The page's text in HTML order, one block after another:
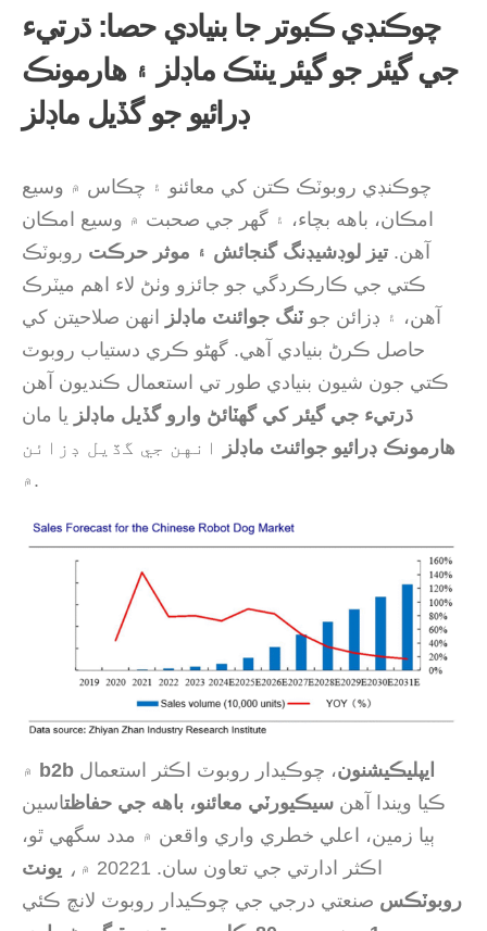
چوڪنڊي ڪبوتر جا بنيادي حصا: ڌرتيء
جي گيئر جو گيئر ينٽڪ ماڊلز ۽ هارمونڪ
ڊرائيو جو گڏيل ماڊلز
چوڪنڊي روبوٽڪ ڪتن کي معائنو ۽ چڪاس ۾ وسيع
امڪان، باهه بچاء، ۽ گهر جي صحبت ۾ وسيع امڪان
آهن. تيز لوڊشيڊنگ گنجائش ۽ موثر حرڪت روبوٽڪ
ڪتي جي ڪارڪردگي جو جائزو وٺڻ لاء اهم ميٽرڪ
آهن، ۽ ڊزائن جو ٽنگ جوائنٽ ماڊلز
انهن صلاحيتن کي
حاصل ڪرڻ بنيادي آهي. گهڻو ڪري دستياب روبوٽ
ڪتي جون شيون بنيادي طور تي استعمال ڪنديون آهن
ڌرتيء جي گيئر کي گھٽائڻ وارو گڏيل ماڊلز يا مان
هارمونڪ ڊرائيو جوائنٽ ماڊلز
انهن جي گڏيل ڊزائن
۾.
b2b ايپليڪيشنون، چوڪيدار روبوٽ اڪثر استعمال
ڪيا ويندا آهن سيڪيورٽي معائنو، باهه جي حفاظتاسين
ٻيا زمين، اعلي خطري واري واقعن ۾ مدد سگھي ٿو،
اڪثر ادارتي جي تعاون سان. 20221 ۾،
يونٽ
روبوٽڪس صنعتي درجي جي چوڪيدار روبوٽ لانچ ڪئي